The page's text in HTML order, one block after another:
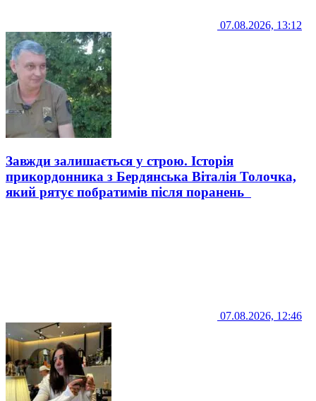
07.08.2026, 13:12
Завжди залишається у строю. Історія
прикордонника з Бердянська Віталія Толочка,
який рятує побратимів після поранень
07.08.2026, 12:46